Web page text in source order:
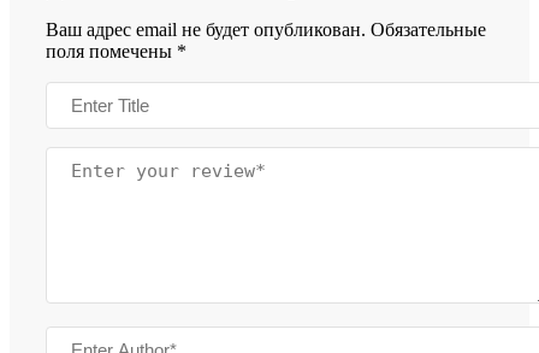
Ваш адрес email не будет опубликован. Обязательные
поля помечены *